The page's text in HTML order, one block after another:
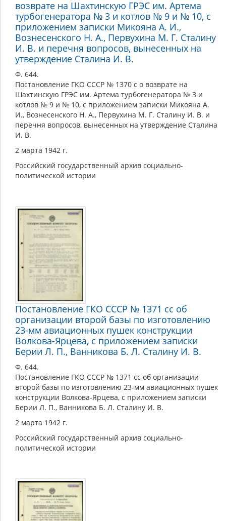
возврате на Шахтинскую ГРЭС им. Артема
турбогенератора № 3 и котлов № 9 и № 10, с
приложением записки Микояна А. И.,
Вознесенского Н. А., Первухина М. Г. Сталину
И. В. и перечня вопросов, вынесенных на
утверждение Сталина И. В.
Ф. 644.
Постановление ГКО СССР № 1370 с о возврате на
Шахтинскую ГРЭС им. Артема турбогенератора № 3 и
котлов № 9 и № 10, с приложением записки Микояна А.
И., Вознесенского Н. А., Первухина М. Г. Сталину И. В. и
перечня вопросов, вынесенных на утверждение Сталина
И. В.
2 марта 1942 г.
Российский государственный архив социально-
политической истории
Постановление ГКО СССР № 1371 сс об
организации второй базы по изготовлению
23-мм авиационных пушек конструкции
Волкова-Ярцева, с приложением записки
Берии Л. П., Ванникова Б. Л. Сталину И. В.
Ф. 644.
Постановление ГКО СССР № 1371 сс об организации
второй базы по изготовлению 23-мм авиационных пушек
конструкции Волкова-Ярцева, с приложением записки
Берии Л. П., Ванникова Б. Л. Сталину И. В.
2 марта 1942 г.
Российский государственный архив социально-
политической истории